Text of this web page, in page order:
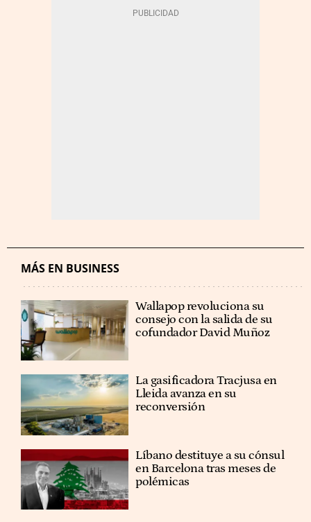
MÁS EN BUSINESS
Wallapop revoluciona su
consejo con la salida de su
cofundador David Muñoz
La gasificadora Tracjusa en
Lleida avanza en su
reconversión
Líbano destituye a su cónsul
en Barcelona tras meses de
polémicas